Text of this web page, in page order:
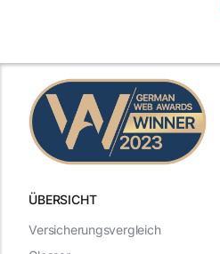
ÜBERSICHT
Versicherungsvergleich